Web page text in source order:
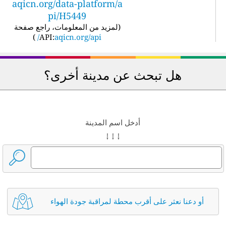
aqicn.org/data-platform/a
pi/H5449
لمزيد من المعلومات، راجع صفحة
API:aqicn.org/api/
)
هل تبحث عن مدينة أخرى؟
أدخل اسم المدينة
↓ ↓ ↓
أو دعنا نعثر على أقرب محطة لمراقبة جودة الهواء